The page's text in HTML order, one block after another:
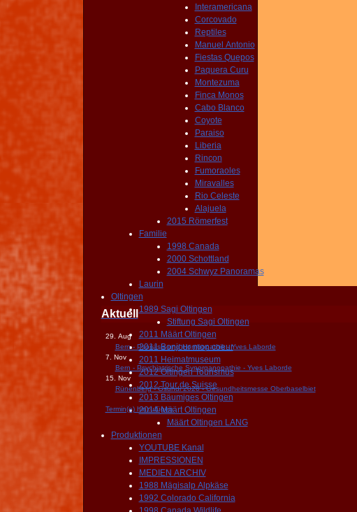
Interamericana
Corcovado
Reptiles
Manuel Antonio
Fiestas Quepos
Paquera Curu
Montezuma
Finca Monos
Cabo Blanco
Coyote
Paraiso
Liberia
Rincon
Fumoraoles
Miravalles
Rio Celeste
Alajuela
2015 Römerfest
Familie
1998 Canada
2000 Schottland
2004 Schwyz Panoramas
Laurin
Oltingen
1989 Sagi Oltingen
Stiftung Sagi Oltingen
2011 Määrt Oltingen
2011 Bonjour mon coeur
2011 Heimatmuseum
2012 Oltingen Tourismus
2012 Tour de Suisse
2013 Bäumiges Oltingen
2014 Määrt Oltingen
Määrt Oltingen LANG
Produktionen
YOUTUBE Kanal
IMPRESSIONEN
MEDIEN ARCHIV
1988 Mägisalp Alpkäse
1992 Colorado California
Aktuell
29. Aug
Bern - Psoriasis und Homöopathik - Yves Laborde
7. Nov
Bern - Psychiatrische Synorganopathie - Yves Laborde
15. Nov
Rünenberg - Gsundi 2026 - Gesundheitsmesse Oberbaselbiet
Termin(e) hinzufügen